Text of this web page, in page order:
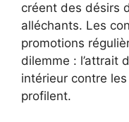
créent des désirs
alléchants. Les
promotions
dilemme : l’attrait
intérieur contre
profilent.